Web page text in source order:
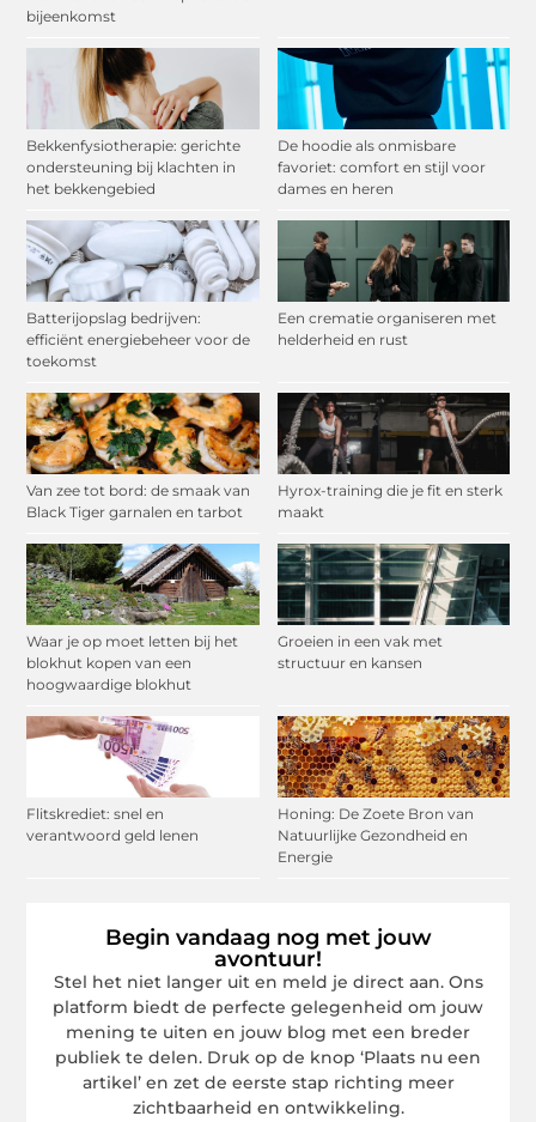
bijeenkomst
Bekkenfysiotherapie: gerichte
ondersteuning bij klachten in
het bekkengebied
De hoodie als onmisbare
favoriet: comfort en stijl voor
dames en heren
Batterijopslag bedrijven:
efficiënt energiebeheer voor de
toekomst
Een crematie organiseren met
helderheid en rust
Van zee tot bord: de smaak van
Black Tiger garnalen en tarbot
Hyrox-training die je fit en sterk
maakt
Waar je op moet letten bij het
blokhut kopen van een
hoogwaardige blokhut
Groeien in een vak met
structuur en kansen
Flitskrediet: snel en
verantwoord geld lenen
Honing: De Zoete Bron van
Natuurlijke Gezondheid en
Energie
Begin vandaag nog met jouw
avontuur!
Stel het niet langer uit en meld je direct aan. Ons
platform biedt de perfecte gelegenheid om jouw
mening te uiten en jouw blog met een breder
publiek te delen. Druk op de knop ‘Plaats nu een
artikel’ en zet de eerste stap richting meer
zichtbaarheid en ontwikkeling.